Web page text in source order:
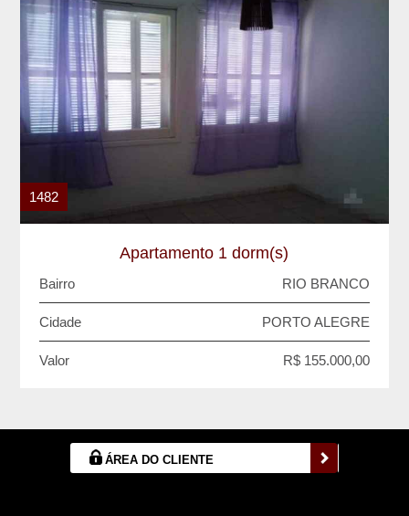
1482
Apartamento 1 dorm(s)
Bairro RIO BRANCO
Cidade PORTO ALEGRE
Valor R$ 155.000,00
ÁREA DO CLIENTE